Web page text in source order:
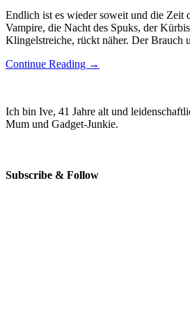
Endlich ist es wieder soweit und die Zeit
Vampire, die Nacht des Spuks, der
Klingelstreiche, rückt näher. Der Brauch
Continue Reading →
Ich bin Ive, 41 Jahre alt und
Mum und Gadget-Junkie.
Subscribe & Follow